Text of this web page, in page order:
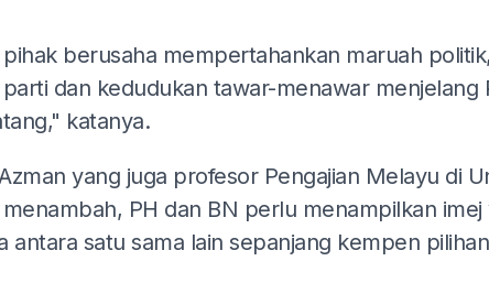
pihak berusaha mempertahankan maruah
dan kedudukan tawar-menawar menjelang
katanya.
yang juga profesor Pengajian Melayu di
PH dan BN perlu menampilkan imej
antara satu sama lain sepanjang kempen